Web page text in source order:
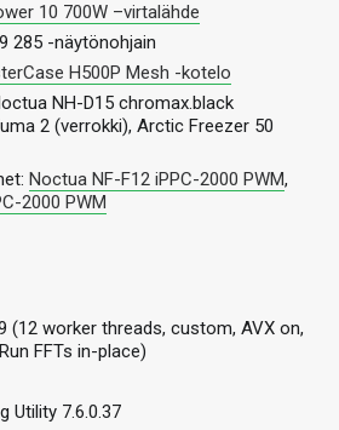
10 700W –virtalähde
285 -näytönohjain
H500P Mesh -kotelo
NH-D15 chromax.black
2 (verrokki), Arctic Freezer 50
Noctua NF-F12 iPPC-2000 PWM,
2000 PWM
(12 worker threads, custom, AVX on,
FFTs in-place)
Utility 7.6.0.37